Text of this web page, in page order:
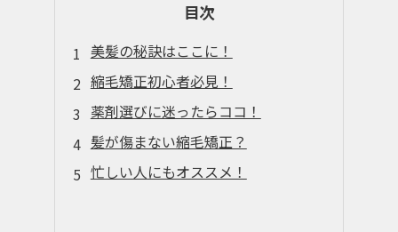
目次
美髪の秘訣はここに！
縮毛矯正初心者必見！
薬剤選びに迷ったらココ！
髪が傷まない縮毛矯正？
忙しい人にもオススメ！